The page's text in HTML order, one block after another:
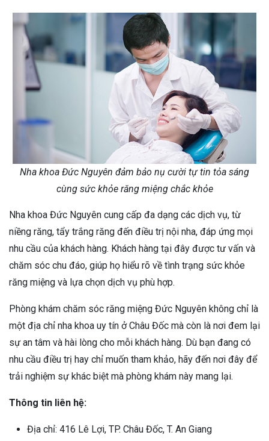
Nha khoa Đức Nguyên đảm bảo nụ cười tự tin tỏa sáng
cùng sức khỏe răng miệng chắc khỏe
Nha khoa Đức Nguyên cung cấp đa dạng các dịch vụ, từ
niềng răng, tẩy trắng răng đến điều trị nội nha, đáp ứng mọi
nhu cầu của khách hàng. Khách hàng tại đây được tư vấn và
chăm sóc chu đáo, giúp họ hiểu rõ về tình trạng sức khỏe
răng miệng và lựa chọn dịch vụ phù hợp.
Phòng khám chăm sóc răng miệng Đức Nguyên không chỉ là
một địa chỉ nha khoa uy tín ở Châu Đốc mà còn là nơi đem lại
sự an tâm và hài lòng cho mỗi khách hàng. Dù bạn đang có
nhu cầu điều trị hay chỉ muốn tham khảo, hãy đến nơi đây để
trải nghiệm sự khác biệt mà phòng khám này mang lại.
Thông tin liên hệ:
Địa chỉ: 416 Lê Lợi, TP. Châu Đốc, T. An Giang